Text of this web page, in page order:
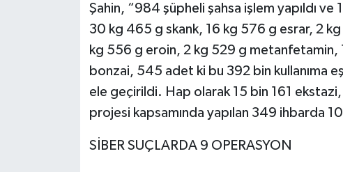
Şahin, “984 şüpheli şahsa işlem yapıldı
30 kg 465 g skank, 16 kg 576 g esrar, 2
kg 556 g eroin, 2 kg 529 g
bonzai, 545 adet ki bu 392 bin kullanıma
ele geçirildi. Hap olarak 15 bin 161
projesi kapsamında yapılan 349 ihbarda
SİBER SUÇLARDA 9 OPERASYON